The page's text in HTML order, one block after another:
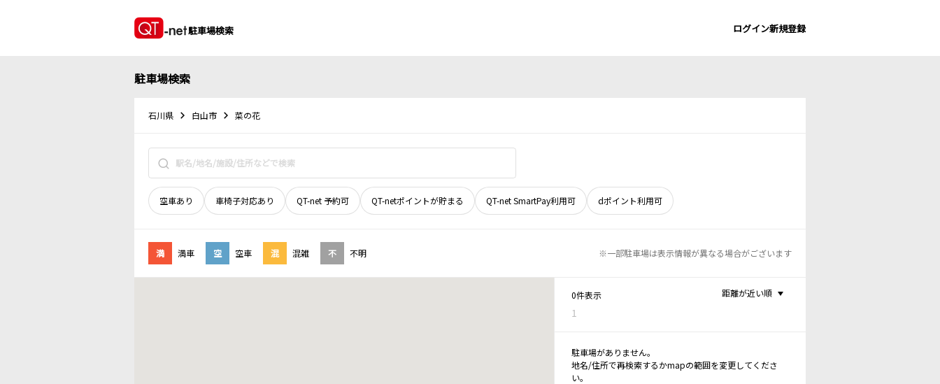
駐車場検索 ログイン新規登録
駐車場検索
石川県 白山市 菜の花
空車あり 車椅子対応あり QT-net 予約可 QT-netポイントが貯まる QT-net SmartPay利用可 dポイント利用可
満 満車 空 空車 混 混雑 不 不明 ※一部駐車場は表示情報が異なる場合がございます
0件表示
1
距離が近い順
駐車場がありません。
地名/住所で再検索するかmapの範囲を変更してくださ
い。